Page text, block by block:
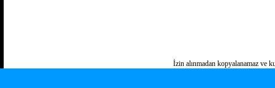
İzin alınmadan kopyalanamaz ve